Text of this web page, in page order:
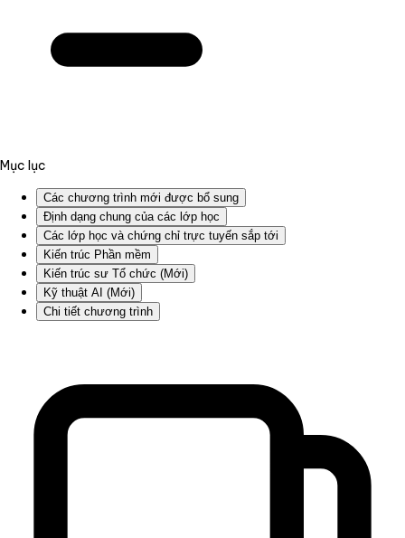
Mục lục
Các chương trình mới được bổ sung
Định dạng chung của các lớp học
Các lớp học và chứng chỉ trực tuyến sắp tới
Kiến trúc Phần mềm
Kiến trúc sư Tổ chức (Mới)
Kỹ thuật AI (Mới)
Chi tiết chương trình